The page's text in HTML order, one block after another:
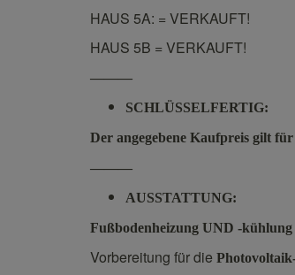
HAUS 5A: = VERKAUFT!
HAUS 5B =VERKAUFT!
———
SCHLÜSSELFERTIG:
Der angegebene Kaufpreis gilt
———
AUSSTATTUNG:
Fußbodenheizung UND -
Vorbereitung für die